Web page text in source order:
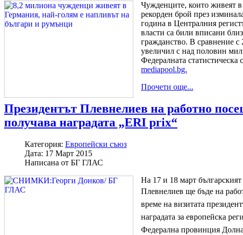
Чужденците, които живеят
рекорден брой през
година в Централния
власти са били вписани
гражданство. В сравнение с
увеличил с над половин
Федералната
mediapool.bg.
Прочети още...
Президентът Плевнелиев на работно
получава наградата „ERI prix“
Категория: Европейски съюз
Дата: 17 Март 2015
Написана от БГ ГЛАС
На 17 и 18 март
Плевнелиев ще бъде на
време на визитата
наградата за европейска
Федерална провинция